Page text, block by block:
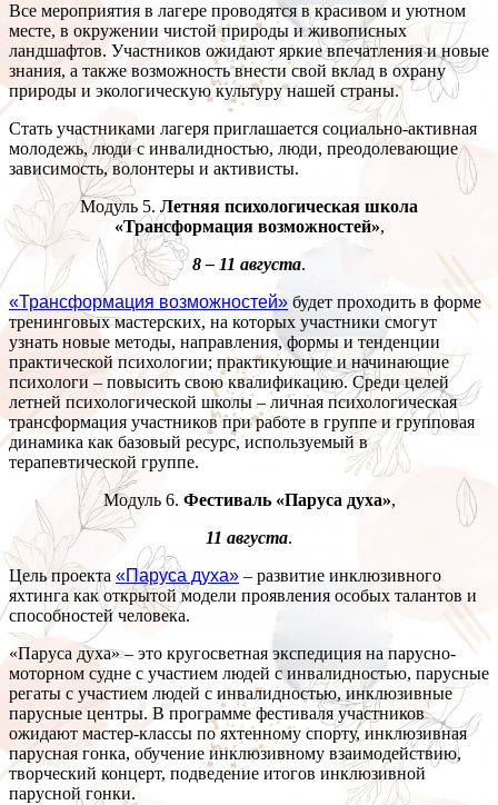
Все мероприятия в лагере проводятся в красивом и уютном
месте, в окружении чистой природы и живописных
ландшафтов. Участников ожидают яркие впечатления и новые
знания, а также возможность внести свой вклад в охрану
природы и экологическую культуру нашей страны.
Стать участниками лагеря приглашается социально-активная
молодежь, люди с инвалидностью, люди, преодолевающие
зависимость, волонтеры и активисты.
Модуль 5. Летняя психологическая школа
«Трансформация возможностей»,
8 – 11 августа.
«Трансформация возможностей» будет проходить в форме
тренинговых мастерских, на которых участники смогут
узнать новые методы, направления, формы и тенденции
практической психологии; практикующие и начинающие
психологи – повысить свою квалификацию. Среди целей
летней психологической школы – личная психологическая
трансформация участников при работе в группе и групповая
динамика как базовый ресурс, используемый в
терапевтической группе.
Модуль 6. Фестиваль «Паруса духа»,
11 августа.
Цель проекта «Паруса духа» – развитие инклюзивного
яхтинга как открытой модели проявления особых талантов и
способностей человека.
«Паруса духа» – это кругосветная экспедиция на парусно-
моторном судне с участием людей с инвалидностью, парусные
регаты с участием людей с инвалидностью, инклюзивные
парусные центры. В программе фестиваля участников
ожидают мастер-классы по яхтенному спорту, инклюзивная
парусная гонка, обучение инклюзивному взаимодействию,
творческий концерт, подведение итогов инклюзивной
парусной гонки.